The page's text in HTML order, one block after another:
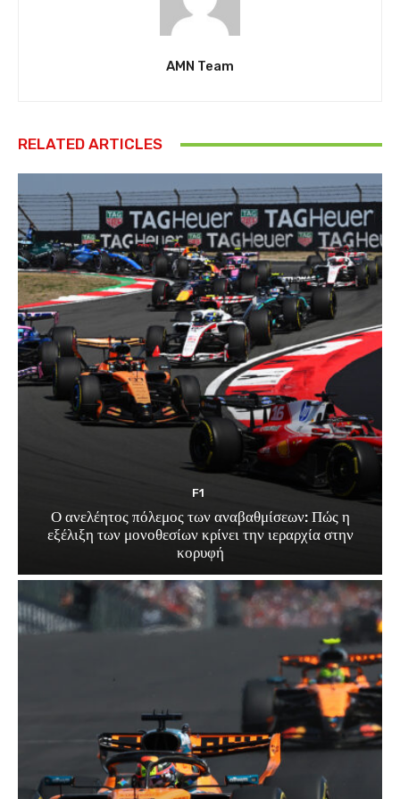
AMN Team
RELATED ARTICLES
F1
Ο ανελέητος πόλεμος των αναβαθμίσεων: Πώς η
εξέλιξη των μονοθεσίων κρίνει την ιεραρχία στην
κορυφή